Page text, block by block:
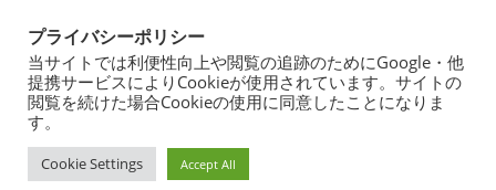
都営住宅・団地暮らしブログ
東京都内の昭和40年代築の団地で暮らす
団地暮らし
築古団地の暮らし
プライバシーポリシー
当サイトでは利便性向上や閲覧の追跡のためにGoogle・他
提携サービスによりCookieが使用されています。サイトの
閲覧を続けた場合Cookieの使用に同意したことになりま
す。
Cookie Settings Accept All